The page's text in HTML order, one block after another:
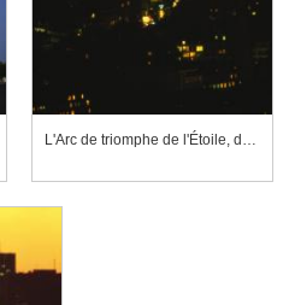
L'Arc de triomphe de l'Étoile, de nuit, côté sud-est